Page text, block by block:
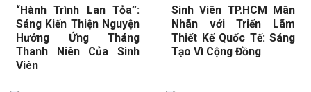
“Hành Trình Lan Tỏa”:
Sáng Kiến Thiện Nguyện
Hưởng Ứng Tháng
Thanh Niên Của Sinh
Viên
Sinh Viên TP.HCM Mãn
Nhãn với Triển Lãm
Thiết Kế Quốc Tế: Sáng
Tạo Vì Cộng Đồng